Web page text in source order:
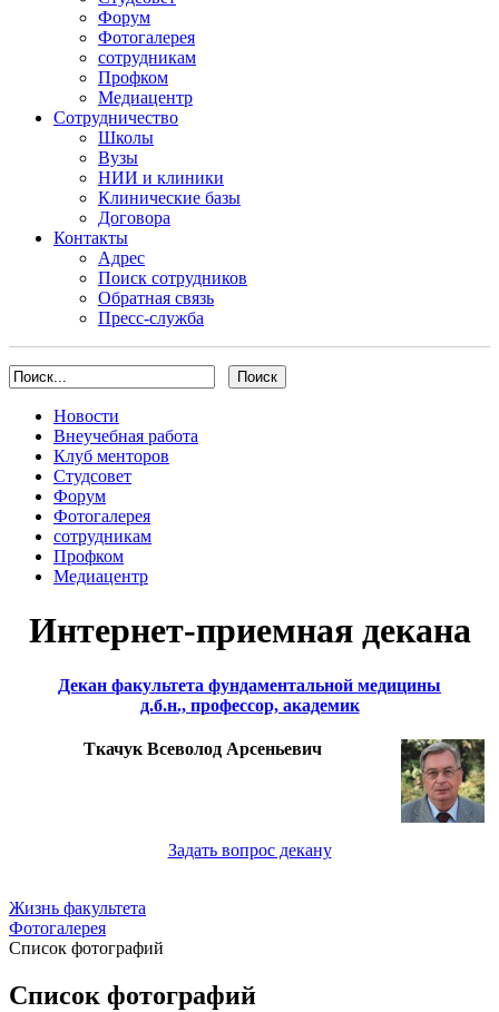
Форум
Фотогалерея
сотрудникам
Профком
Медиацентр
Сотрудничество
Школы
Вузы
НИИ и клиники
Клинические базы
Договора
Контакты
Адрес
Поиск сотрудников
Обратная связь
Пресс-служба
Новости
Внеучебная работа
Клуб менторов
Студсовет
Форум
Фотогалерея
сотрудникам
Профком
Медиацентр
Интернет-приемная декана
Декан факультета фундаментальной медицины
д.б.н., профессор, академик
Ткачук Всеволод Арсеньевич
Задать вопрос декану
Жизнь факультета
Фотогалерея
Список фотографий
Список фотографий